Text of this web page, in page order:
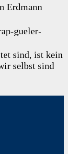
Erdmann
gueler-
sind, ist kein
selbst sind